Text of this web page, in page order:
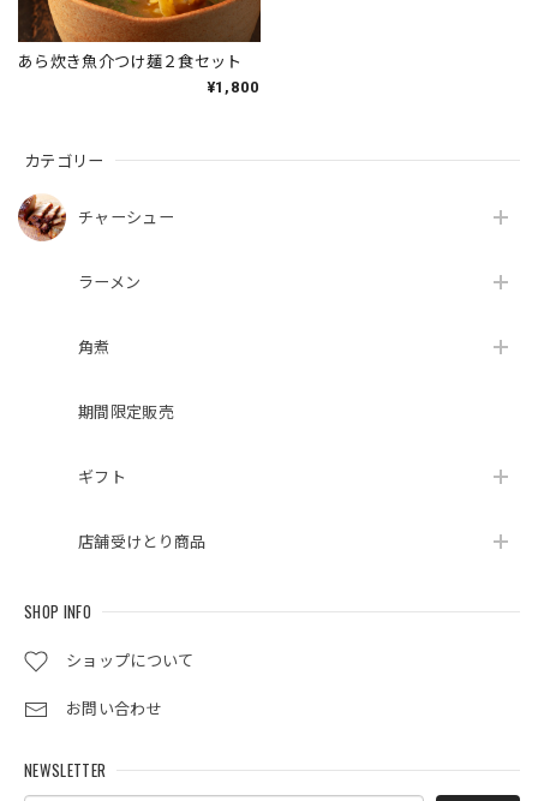
カテゴリー
チャーシュー
ラーメン
角煮
期間限定販売
ギフト
店舗受けとり商品
SHOP INFO
ショップについて
お問い合わせ
NEWSLETTER
あら炊き魚介つけ麺２食セット
¥1,800